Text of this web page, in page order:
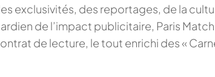
exclusivités, des reportages, de la
de l’impact publicitaire, Paris
de lecture, le tout enrichi des «